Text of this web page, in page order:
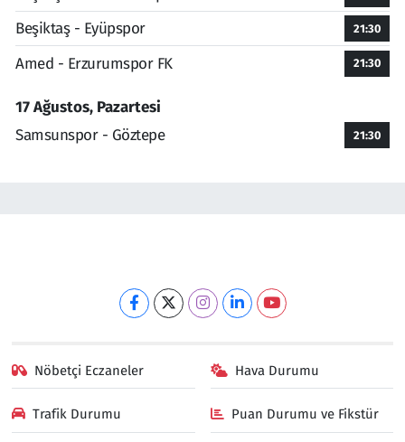
Beşiktaş - Eyüpspor 21:30
Amed - Erzurumspor FK 21:30
17 Ağustos, Pazartesi
Samsunspor - Göztepe
21:30
Nöbetçi Eczaneler Hava Durumu
Trafik Durumu Puan Durumu ve Fikstür